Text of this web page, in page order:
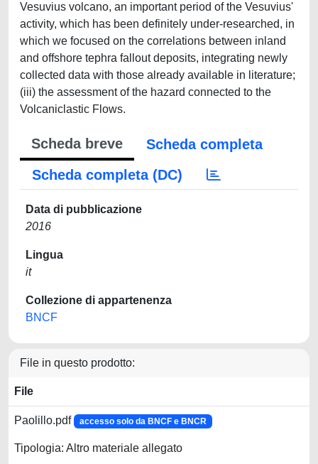
Vesuvius volcano, an important period of the Vesuvius'
activity, which has been definitely under-researched, in
which we focused on the correlations between inland
and offshore tephra fallout deposits, integrating newly
collected data with those already available in literature;
(iii) the assessment of the hazard connected to the
Volcaniclastic Flows.
Scheda breve
Scheda completa
Scheda completa (DC)
Data di pubblicazione
2016
Lingua
it
Collezione di appartenenza
BNCF
File in questo prodotto:
File
Paolillo.pdf accesso solo da BNCF e BNCR
Tipologia: Altro materiale allegato